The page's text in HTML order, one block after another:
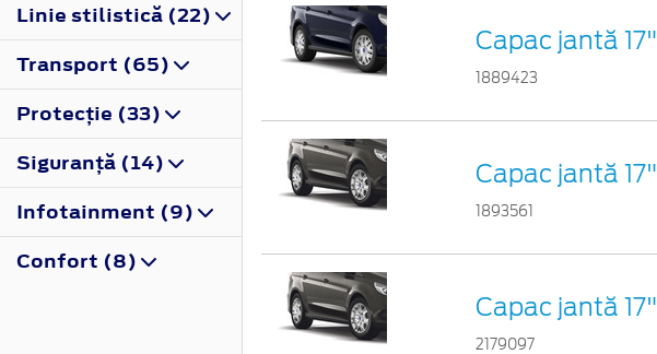
Linie stilistică (22)
Transport (65)
Protecţie (33)
Siguranţă (14)
Infotainment (9)
Confort (8)
Capac jantă 17"
1889423
Capac jantă 17"
1893561
Capac jantă 17"
2179097